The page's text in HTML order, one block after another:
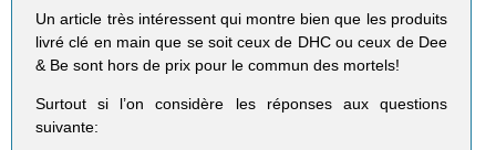
Un article très intéressent qui montre bien que les produits
livré clé en main que se soit ceux de DHC ou ceux de Dee
& Be sont hors de prix pour le commun des mortels!
Surtout si l’on considère les réponses aux questions
suivante: